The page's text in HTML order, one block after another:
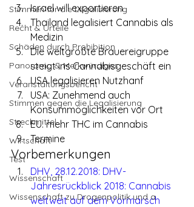
Stimmen für die Legalisierung
Recht & Urteile
Schäden durch Prohibition
Panorama & Merkwürdiges
Veranstaltungsbericht
Stimmen gegen die Legalisierung
Streckmittel
Wirtschaft
Test
Wissenschaft
Wissenschaft zu Drogenpolitik und a
Israel will exportieren
Thailand legalisiert Cannabis als
Medizin
Die weltgrößte Brauereigruppe
steigt ins Cannabisgeschäft ein
USA legalisieren Nutzhanf
USA: Zunehmend auch
Konsummöglichkeiten vor Ort
EU: mehr THC im Cannabis
Termine
Vorbemerkungen
DHV, 28.12.2018: DHV-
Jahresrückblick 2018: Cannabis
weltweit auf dem Vormarsch